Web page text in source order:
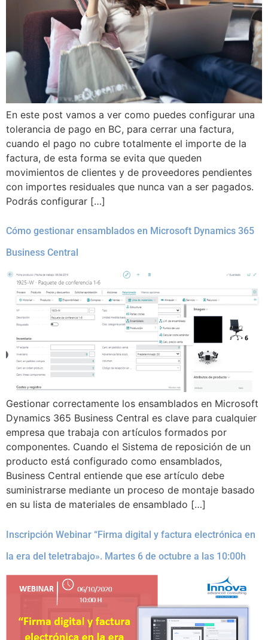
En este post vamos a ver como puedes configurar una
tolerancia de pago en BC, para cerrar una factura,
cuando el pago no cubre totalmente el importe de la
factura, de esta forma se evita que queden
movimientos de clientes y de proveedores pendientes
con importes residuales que nunca van a ser pagados.
Podrás configurar […]
Cómo gestionar ensamblados en Microsoft Dynamics 365
Business Central
Gestionar correctamente los ensamblados en Microsoft
Dynamics 365 Business Central es clave para cualquier
empresa que trabaja con artículos formados por
componentes. Cuando el Sistema de reposición de un
producto está configurado como ensamblados,
Business Central entiende que ese artículo debe
suministrarse mediante un proceso de montaje basado
en su lista de materiales de ensamblado […]
Inscripción Webinar “Firma digital y factura electrónica en
la era del teletrabajo». Martes 6 de octubre a las 10:00h